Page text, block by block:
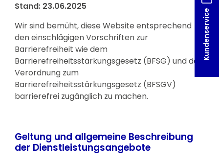
Kundenservice
Stand: 23.06.2025
Wir sind bemüht, diese Website entsprechend
den einschlägigen Vorschriften zur
Barrierefreiheit wie dem
Barrierefreiheitsstärkungsgesetz (BFSG) und der
Verordnung zum
Barrierefreiheitsstärkungsgesetz (BFSGV)
barrierefrei zugänglich zu machen.
Geltung und allgemeine Beschreibung
der Dienstleistungsangebote